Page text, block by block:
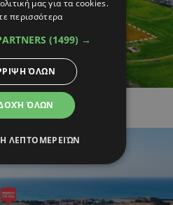
Περιοχές
μας για τα cookies.
περισσότερα
(1499) →
ΌΛΩΝ
ΌΛΩΝ
ΛΕΠΤΟΜΕΡΕΙΏΝ